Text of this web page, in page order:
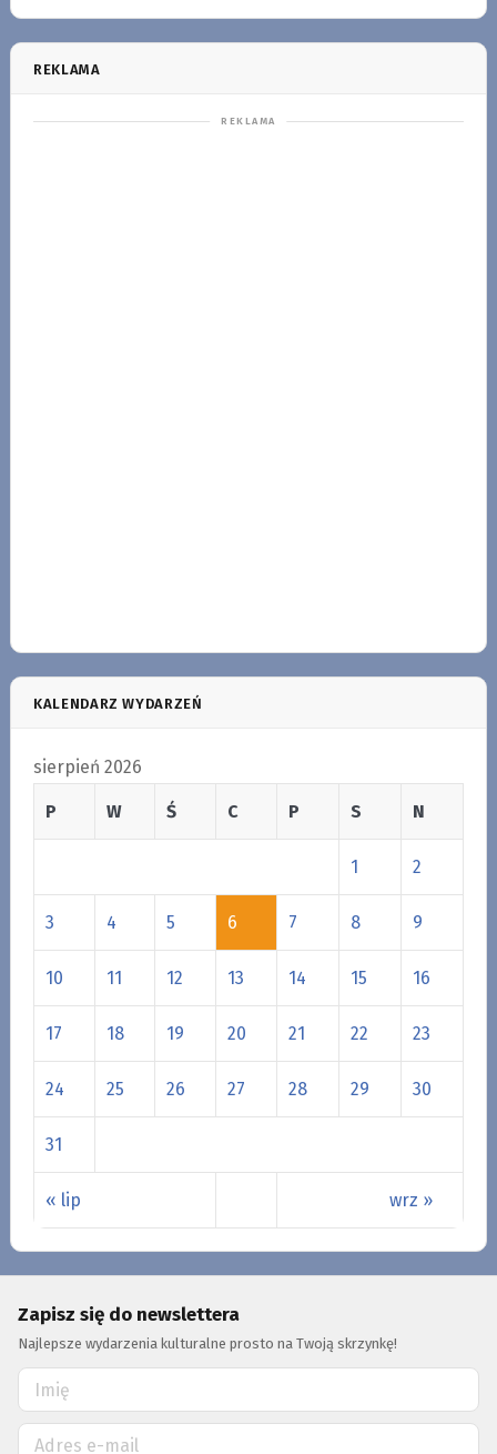
REKLAMA
KALENDARZ WYDARZEŃ
sierpień 2026
P W Ś C P S N
« lip wrz »
1 2
3 4 5 6 7 8 9
10 11 12 13 14 15 16
17 18 19 20 21 22 23
24 25 26 27 28 29 30
31
Zapisz się do newslettera
Najlepsze wydarzenia kulturalne prosto na Twoją skrzynkę!